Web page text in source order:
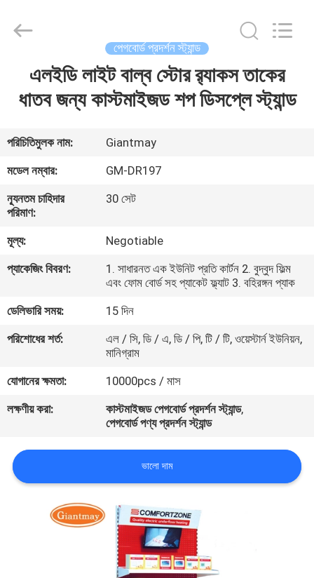
আমাদের
সম্পর্কে
কারখানা
ভ্রমণ
মান
নিয়ন্ত্রণ
যোগাযোগ
করুন
খবর
কেস
Copyright
fsgiantmay.com.
Reserved.
পেগবোর্ড প্রদর্শন স্ট্যান্ড
এলইডি লাইট বাল্ব স্টোর র‌্যাকস তাকের
ধাতব জন্য কাস্টমাইজড শপ ডিসপ্লে স্ট্যান্ড
পরিচিতিমুলক নাম:
Giantmay
মডেল নম্বার:
GM-DR197
ন্যূনতম চাহিদার
পরিমাণ:
30 সেট
মূল্য:
Negotiable
প্যাকেজিং বিবরণ:
1. সাধারনত এক ইউনিট প্রতি কার্টন 2. বুদ্বুদ ফিল্ম
এবং ফোম বোর্ড সহ প্যাকেট ফ্ল্যাট 3. বহিরঙ্গন প্যাক
ডেলিভারি সময়:
15 দিন
পরিশোধের শর্ত:
এল / সি, ডি / এ, ডি / পি, টি / টি, ওয়েস্টার্ন ইউনিয়ন,
মানিগ্রাম
যোগানের ক্ষমতা:
10000pcs / মাস
লক্ষণীয় করা:
কাস্টমাইজড পেগবোর্ড প্রদর্শন স্ট্যান্ড,
পেগবোর্ড পণ্য প্রদর্শন স্ট্যান্ড
ভালো দাম